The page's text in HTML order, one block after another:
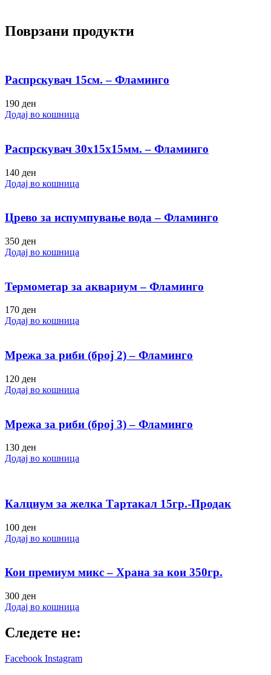
Поврзани продукти
Распрскувач 15см. – Фламинго
190 ден
Додај во кошница
Распрскувач 30х15х15мм. – Фламинго
140 ден
Додај во кошница
Црево за испумпување вода – Фламинго
350 ден
Додај во кошница
Термометар за аквариум – Фламинго
170 ден
Додај во кошница
Мрежа за риби (број 2) – Фламинго
120 ден
Додај во кошница
Мрежа за риби (број 3) – Фламинго
130 ден
Додај во кошница
Калциум за желка Тартакал 15гр.-Продак
100 ден
Додај во кошница
Кои премиум микс – Храна за кои 350гр.
300 ден
Додај во кошница
Следете не:
Facebook Instagram